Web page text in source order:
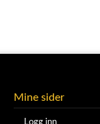
Mine sider
Logg inn